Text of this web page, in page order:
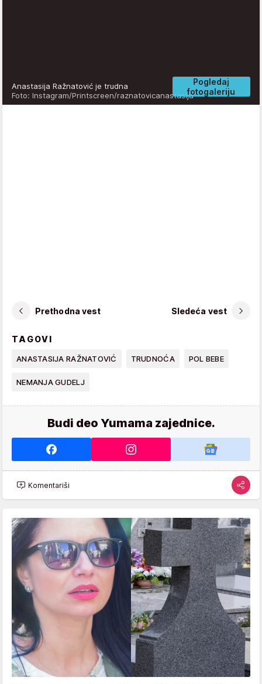
Pogledaj
fotogaleriju
Anastasija Ražnatović je trudna
Foto: Instagram/Printscreen/raznatovicanastasija
Prethodna vest Sledeća vest
TAGOVI
ANASTASIJA RAŽNATOVIĆ TRUDNOĆA POL BEBE
NEMANJA GUDELJ
Budi deo Yumama zajednice.
Komentariši